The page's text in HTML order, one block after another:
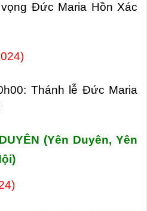
Đức Maria Hồn Xác
Thánh lễ Đức Maria
(Yên Duyên, Yên